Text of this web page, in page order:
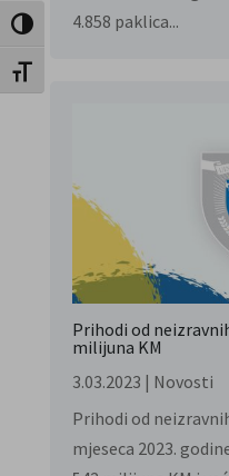
Uključi / isključi visoki kontrast
Uključi / isključi veličinu fonta
4.858 paklica...
Prihodi od
milijuna KM
3.03.2023 | Novosti
Prihodi od
mjeseca 2023.